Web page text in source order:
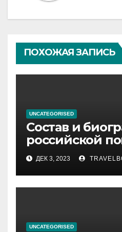
ПОХОЖАЯ ЗАПИСЬ
UNCATEGORISED
Состав и
российской
«Иванушки
— история
и судьбы
ДЕК 3, 2023
UNCATEGORISED